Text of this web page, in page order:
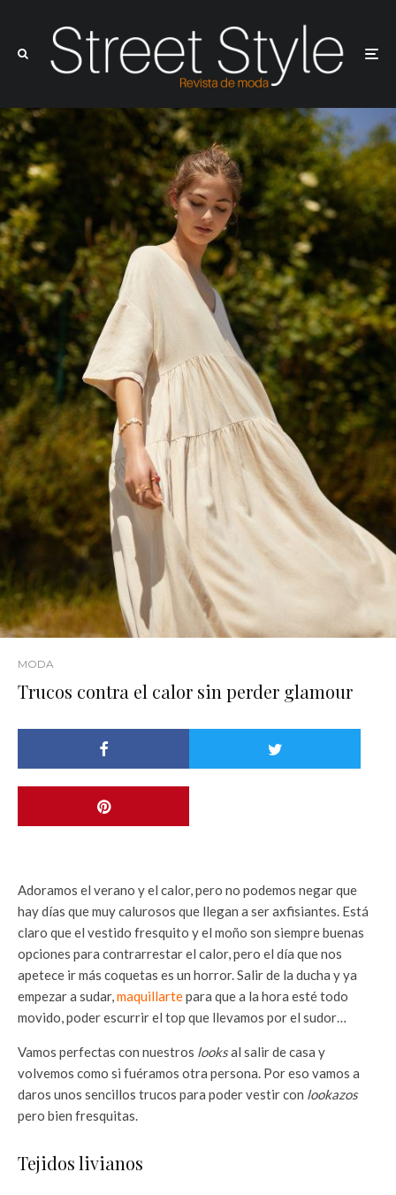
MODA
Trucos contra el calor sin perder glamour
Adoramos el verano y el calor, pero no podemos negar que
hay días que muy calurosos que llegan a ser axfisiantes. Está
claro que el vestido fresquito y el moño son siempre buenas
opciones para contrarrestar el calor, pero el día que nos
apetece ir más coquetas es un horror. Salir de la ducha y ya
empezar a sudar,maquillartepara que a la hora esté todo
movido, poder escurrir el top que llevamos por el sudor…
Vamos perfectas con nuestros looksal salir de casa y
volvemos como si fuéramos otra persona. Por eso vamos a
daros unos sencillos trucos para poder vestir con lookazos
pero bien fresquitas.
Tejidos livianos